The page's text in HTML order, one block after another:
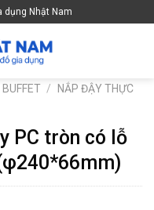
dụng Nhật Nam
BUFFET /
NẮP ĐẬY THỰC
PC tròn có lỗ